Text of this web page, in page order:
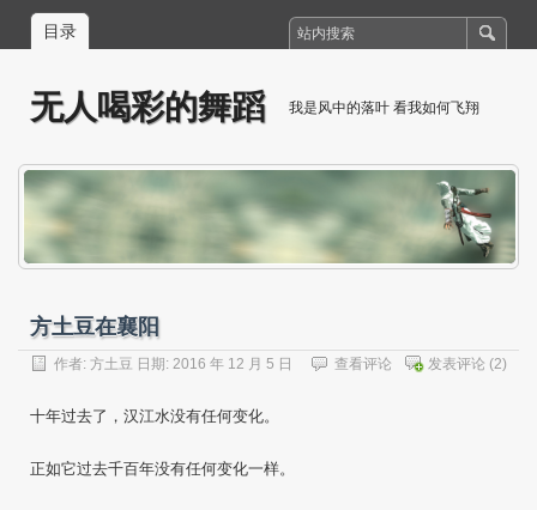
目录
无人喝彩的舞蹈 我是风中的落叶 看我如何飞翔
方土豆在襄阳
作者: 方土豆 日期: 2016 年 12 月 5 日 发表评论 (2)
查看评论
十年过去了，汉江水没有任何变化。
正如它过去千百年没有任何变化一样。